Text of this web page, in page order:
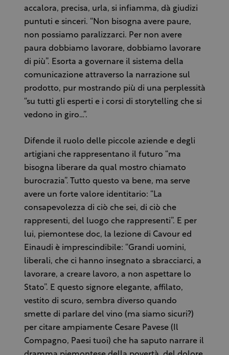
accalora, precisa, urla, si infiamma, dà giudizi
puntuti e sinceri. “Non bisogna avere paure,
non possiamo paralizzarci. Per non avere
paura dobbiamo lavorare, dobbiamo lavorare
di più”. Esorta a governare il sistema della
comunicazione attraverso la narrazione sul
prodotto, pur mostrando più di una perplessità
“su tutti gli esperti e i corsi di storytelling che si
vedono in giro…”.
Difende il ruolo delle piccole aziende e degli
artigiani che rappresentano il futuro “ma
bisogna liberare da qual mostro chiamato
burocrazia”. Tutto questo va bene, ma serve
avere un forte valore identitario: “La
consapevolezza di ciò che sei, di ciò che
rappresenti, del luogo che rappresenti”. E per
lui, piemontese doc, la lezione di Cavour ed
Einaudi è imprescindibile: “Grandi uomini,
liberali, che ci hanno insegnato a sbracciarci, a
lavorare, a creare lavoro, a non aspettare lo
Stato”. E questo signore elegante, affilato,
vestito di scuro, sembra diverso quando
smette di parlare del vino (ma siamo sicuri?)
per citare ampiamente Cesare Pavese (Il
Compagno, Paesi tuoi) che ha saputo narrare il